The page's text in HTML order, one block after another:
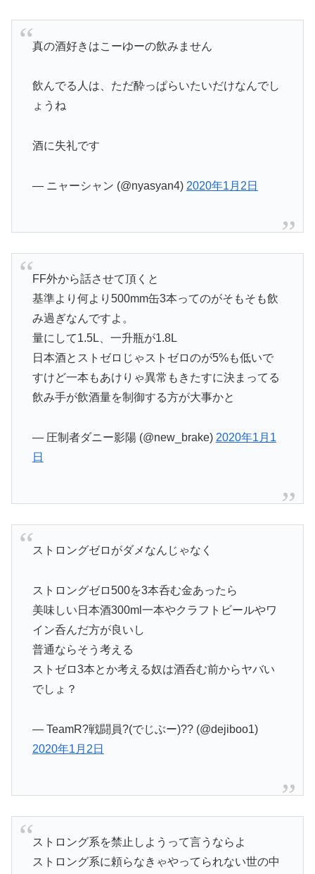
真の酒好きはこーゆーの飲みません
飲んでる人は、ただ酔っぱらいたいだけなんでし
ょうね
酒に失礼です
— ニャーシャン (@nyasyan4) 2020年1月2日
FF外から話させて頂くと
基準より何より500mm缶3本ってのがそもそも飲
み過ぎなんですよ。
量にして1.5L、一升瓶が1.8L
日本酒とストゼロじゃストゼロのが5%も低いで
すけど一本もあけりゃ異常もきたすに決まってる
飲み手が飲酒量を制御する方が大事かと
— 圧制者ダニー影陽 (@new_brake) 2020年1月1
日
ストロングゼロがダメなんじゃなく
ストロングゼロ500を3本呑む金あったら
美味しい日本酒300ml一本やクラフトビールやワ
イン呑んだ方が良いし
普通ならそう考える
ストゼロ3本とか考える奴は酒呑む前からヤバい
でしょ？
— TeamR?戦闘員?(でじぶー)?? (@dejiboo1)
2020年1月2日
ストロング系を禁止しようって言うならよ
ストロング系に頼らなきゃやってられない世の中